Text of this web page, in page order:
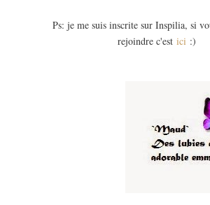
Ps: je me suis inscrite sur Inspilia, si
rejoindre c'est ici :)